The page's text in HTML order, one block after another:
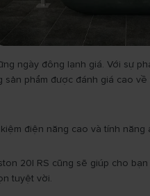
ngày đông lạnh giá. Với sự
sản phẩm được đánh giá cao
điện năng cao và tính
20l RS cũng sẽ giúp cho
tuyệt vời.